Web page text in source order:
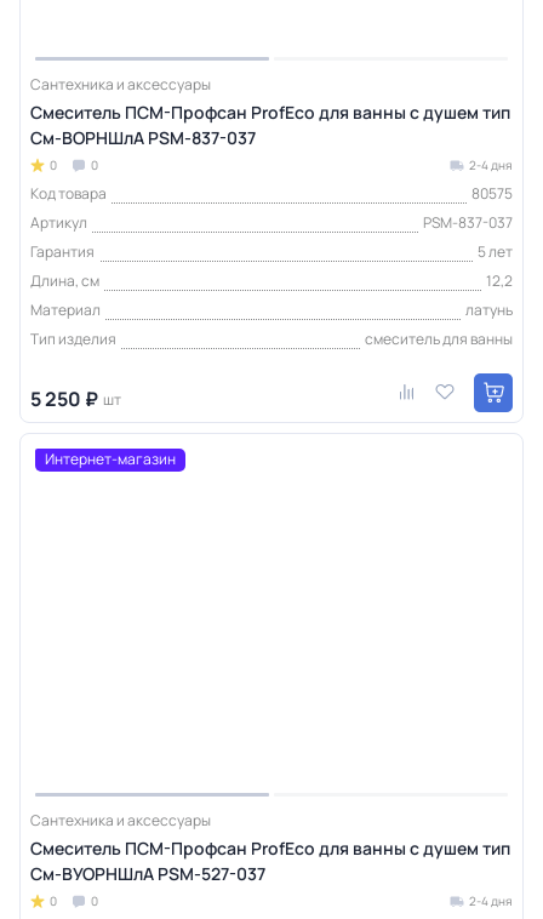
Сантехника и аксессуары
Смеситель ПСМ-Профсан ProfEco для ванны с душем тип
См-ВОРНШлА PSM-837-037
0 0 2-4 дня
Код товара
80575
Артикул
PSM-837-037
Гарантия
5 лет
Длина, см
12,2
Материал
латунь
Тип изделия
смеситель для ванны
5 250 ₽ шт
Интернет-магазин
Сантехника и аксессуары
Смеситель ПСМ-Профсан ProfEco для ванны с душем тип
См-ВУОРНШлА PSM-527-037
0 0 2-4 дня